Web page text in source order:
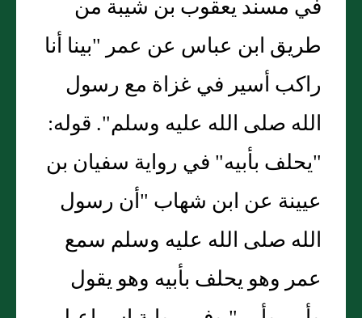
في مسند يعقوب بن شيبة من
طريق ابن عباس عن عمر "بينا أنا
راكب أسير في غزاة مع رسول
الله صلى الله عليه وسلم". قوله:
"يحلف بأبيه" في رواية سفيان بن
عيينة عن ابن شهاب "أن رسول
الله صلى الله عليه وسلم سمع
عمر وهو يحلف بأبيه وهو يقول